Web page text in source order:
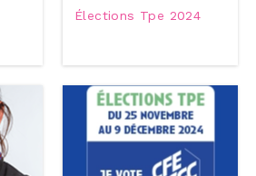
Élections Tpe 2024